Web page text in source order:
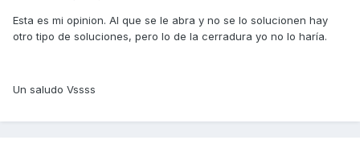
Esta es mi opinion. Al que se le abra y no se lo solucionen hay
otro tipo de soluciones, pero lo de la cerradura yo no lo haría.
Un saludo Vssss